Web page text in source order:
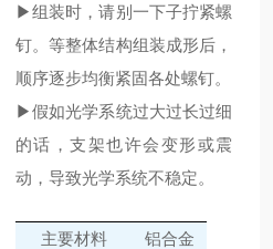
▶组装时，请别一下子拧紧螺
钉。等整体结构组装成形后，
顺序逐步均衡紧固各处螺钉。
▶假如光学系统过大过长过细
的话，支架也许会变形或震
动，导致光学系统不稳定。
主要材料
铝合金